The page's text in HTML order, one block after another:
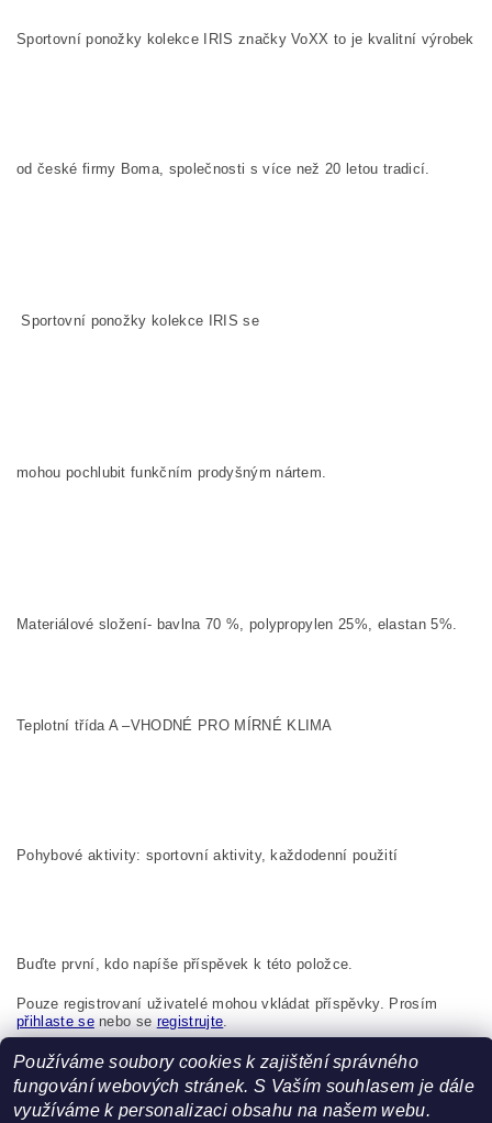
Sportovní ponožky kolekce IRIS značky VoXX to je kvalitní výrobek
od české firmy Boma, společnosti s více než 20 letou tradicí.
Sportovní ponožky kolekce IRIS se
mohou pochlubit funkčním prodyšným nártem.
Materiálové složení- bavlna 70 %, polypropylen 25%, elastan 5%.
Teplotní třída A –VHODNÉ PRO MÍRNÉ KLIMA
Pohybové aktivity: sportovní aktivity, každodenní použití
Buďte první, kdo napíše příspěvek k této položce.
Pouze registrovaní uživatelé mohou vkládat příspěvky. Prosím
přihlaste senebo se registrujte.
Boma s.r.o., K Bytovkám 222 Kunice 251 63 Česká republika,
info@boma.cz
Používáme soubory cookies k zajištění správného
fungování webových stránek. S Vaším souhlasem je dále
využíváme k personalizaci obsahu na našem webu.